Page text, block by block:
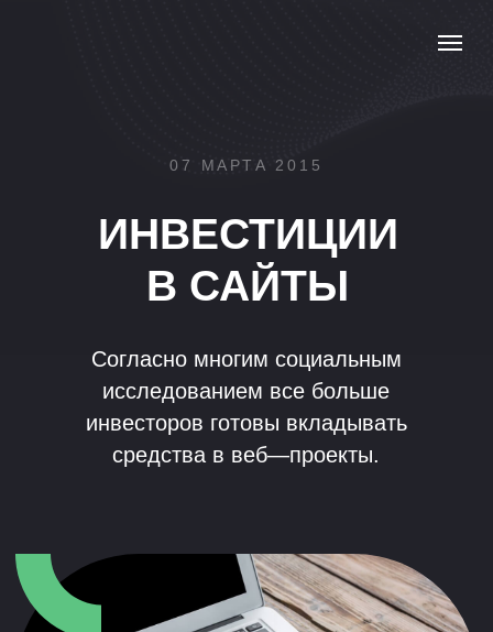
ИНВЕСТИЦИИ
исследованием все больше
инвесторов готовы вкладывать